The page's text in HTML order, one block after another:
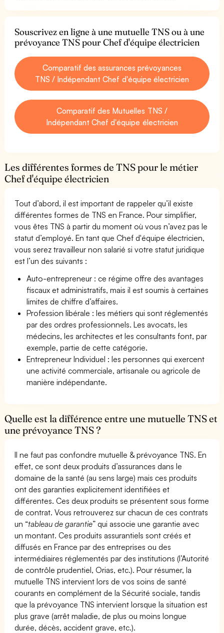
Souscrivez en ligne à une mutuelle TNS ou à une
prévoyance TNS pour Chef d'équipe électricien
Comparatif des assurances prévoyances
TNS / Indépendant Chef d'équipe électricien
Comparatif des Mutuelles TNS /
Indépendant Chef d'équipe électricien
Les différentes formes de TNS pour le métier
Chef d'équipe électricien
Tout d’abord, il est important de rappeler qu’il existe
différentes formes de TNS en France. Pour simplifier,
vous êtes TNS à partir du moment où vous n’avez pas le
statut d’employé. En tant que Chef d'équipe électricien,
vous serez travailleur non salarié si votre statut juridique
est l’un des suivants :
Auto-entrepreneur : ce régime offre des avantages
fiscaux et administratifs, mais il est soumis à certaines
limites de chiffre d’affaires.
Profession libérale : les métiers qui sont réglementés
par des ordres professionnels. Les avocats, les
médecins, les architectes et les consultants font, par
exemple, partie de cette catégorie.
Entrepreneur Individuel : les personnes qui exercent
une activité commerciale, artisanale ou agricole de
manière indépendante.
Quelle est la différence entre une mutuelle TNS et
une prévoyance TNS ?
Il ne faut pas confondre mutuelle & prévoyance TNS. En
effet, ce sont deux produits d’assurances dans le
domaine de la santé (au sens large) mais ces produits
ont des garanties explicitement identifiées et
différentes. Ces deux produits se présentent sous forme
de contrat. Vous retrouverez sur chacun de ces contrats
un “tableau de garantie” qui associe une garantie avec
un montant. Ces produits assurantiels sont créés et
diffusés en France par des entreprises ou des
intermédiaires réglementés par des institutions (l’Autorité
de contrôle prudentiel, Orias, etc.). Pour résumer, la
mutuelle TNS intervient lors de vos soins de santé
courants en complément de la Sécurité sociale, tandis
que la prévoyance TNS intervient lorsque la situation est
plus grave (arrêt maladie, de plus ou moins longue
durée, décès, accident grave, etc.).